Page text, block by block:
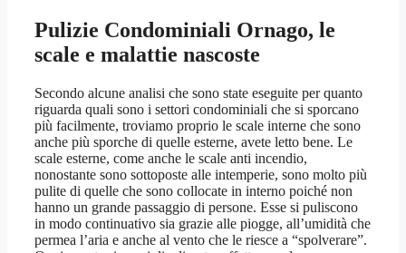
Pulizie Condominiali Ornago, le
scale e malattie nascoste
Secondo alcune analisi che sono state eseguite per quanto
riguarda quali sono i settori condominiali che si sporcano
più facilmente, troviamo proprio le scale interne che sono
anche più sporche di quelle esterne, avete letto bene. Le
scale esterne, come anche le scale anti incendio,
nonostante sono sottoposte alle intemperie, sono molto più
pulite di quelle che sono collocate in interno poiché non
hanno un grande passaggio di persone. Esse si puliscono
in modo continuativo sia grazie alle piogge, all’umidità che
permea l’aria e anche al vento che le riesce a “spolverare”.